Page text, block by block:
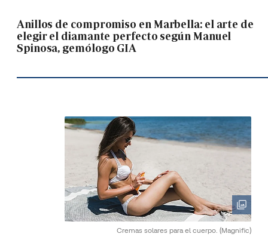
Anillos de compromiso en Marbella: el arte de
elegir el diamante perfecto según Manuel
Spinosa, gemólogo GIA
Cremas solares para el cuerpo. (Magnific)